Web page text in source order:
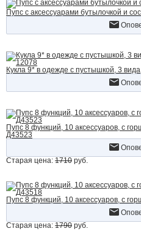
Пупс с аксессуарами бутылочкой и
Кукла 9* в одежде с пустышкой, 3
Пупс 8 функций, 10 аксессуаров, с
Д43523
Старая цена: 1710 руб.
Пупс 8 функций, 10 аксессуаров, с
Старая цена: 1790 руб.